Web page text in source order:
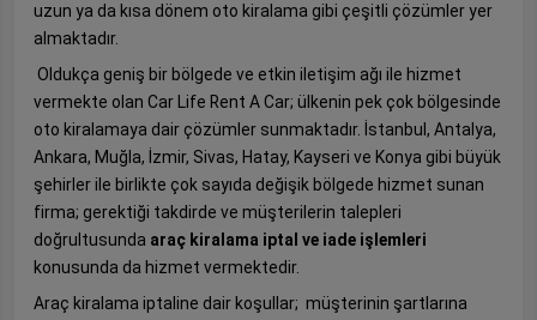
uzun ya da kısa dönem oto kiralama gibi çeşitli çözümler yer
almaktadır.
Oldukça geniş bir bölgede ve etkin iletişim ağı ile hizmet
vermekte olan Car Life Rent A Car; ülkenin pek çok bölgesinde
oto kiralamaya dair çözümler sunmaktadır. İstanbul, Antalya,
Ankara, Muğla, İzmir, Sivas, Hatay, Kayseri ve Konya gibi büyük
şehirler ile birlikte çok sayıda değişik bölgede hizmet sunan
firma; gerektiği takdirde ve müşterilerin talepleri
doğrultusunda araç kiralama iptal ve iade işlemleri
konusunda da hizmet vermektedir.
Araç kiralama iptaline dair koşullar; müşterinin şartlarına